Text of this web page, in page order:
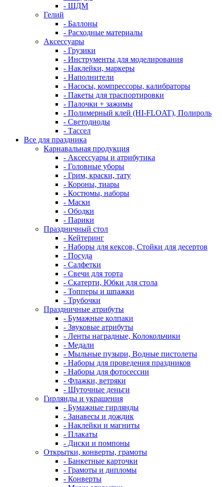
- ШДМ
Гелий
- Баллоны
- Расходные материалы
Аксессуары
- Грузики
- Инструменты для моделирования
- Наклейки, маркеры
- Наполнители
- Насосы, компрессоры, калибраторы
- Пакеты для траспортировки
- Палочки + зажимы
- Полимерный клей (HI-FLOAT), Полироль
- Светодиоды
- Тассел
Все для праздника
Карнавальная продукция
- Аксессуары и атрибутика
- Головные уборы
- Грим, краски, тату
- Короны, тиары
- Костюмы, наборы
- Маски
- Ободки
- Парики
Праздничный стол
- Кейтеринг
- Наборы для кексов, Стойки для десертов
- Посуда
- Салфетки
- Свечи для торта
- Скатерти, Юбки для стола
- Топперы и шпажки
- Трубочки
Праздничные атрибуты
- Бумажные колпаки
- Звуковые атрибуты
- Ленты наградные, Колокольчики
- Медали
- Мыльные пузыри, Водные пистолеты
- Наборы для проведения праздников
- Наборы для фотосессии
- Флажки, ветряки
- Шуточные деньги
Гирлянды и украшения
- Бумажные гирлянды
- Занавесы и дождик
- Наклейки и магниты
- Плакаты
- Диски и помпоны
Открытки, конверты, грамоты
- Банкетные карточки
- Грамоты и дипломы
- Конверты